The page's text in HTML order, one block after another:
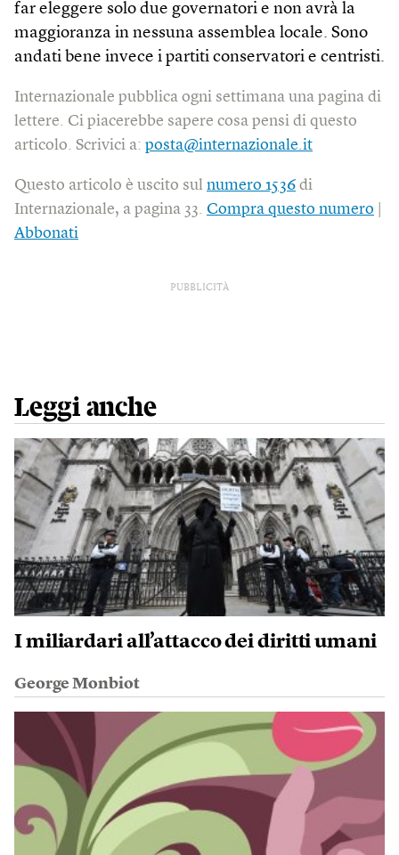
far eleggere solo due governatori e non avrà la
maggioranza in nessuna assemblea locale. Sono
andati bene invece i partiti conservatori e centristi.
Internazionale pubblica ogni settimana una pagina di
lettere. Ci piacerebbe sapere cosa pensi di questo
articolo. Scrivici a: posta@internazionale.it
Questo articolo è uscito sul numero 1536 di
Internazionale, a pagina 33. Compra questo numero
Abbonati
PUBBLICITÀ
Leggi anche
I miliardari all’attacco dei diritti umani
George Monbiot